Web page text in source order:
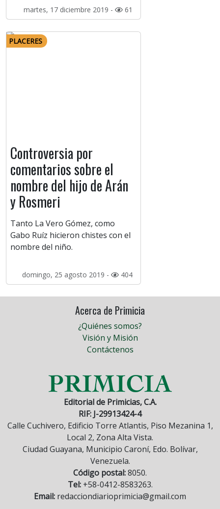
martes, 17 diciembre 2019 - 61
PLACERES
Controversia por
comentarios sobre el
nombre del hijo de Arán
y Rosmeri
Tanto La Vero Gómez, como
Gabo Ruíz hicieron chistes con el
nombre del niño.
domingo, 25 agosto 2019 - 404
Acerca de Primicia
¿Quiénes somos?
Visión y Misión
Contáctenos
Editorial de Primicias, C.A.
RIF: J-29913424-4
Calle Cuchivero, Edificio Torre Atlantis, Piso Mezanina 1,
Local 2, Zona Alta Vista.
Ciudad Guayana, Municipio Caroní, Edo. Bolívar,
Venezuela.
Código postal:8050.
Tel:+58-0412-8583263.
Email: redacciondiarioprimicia@gmail.com